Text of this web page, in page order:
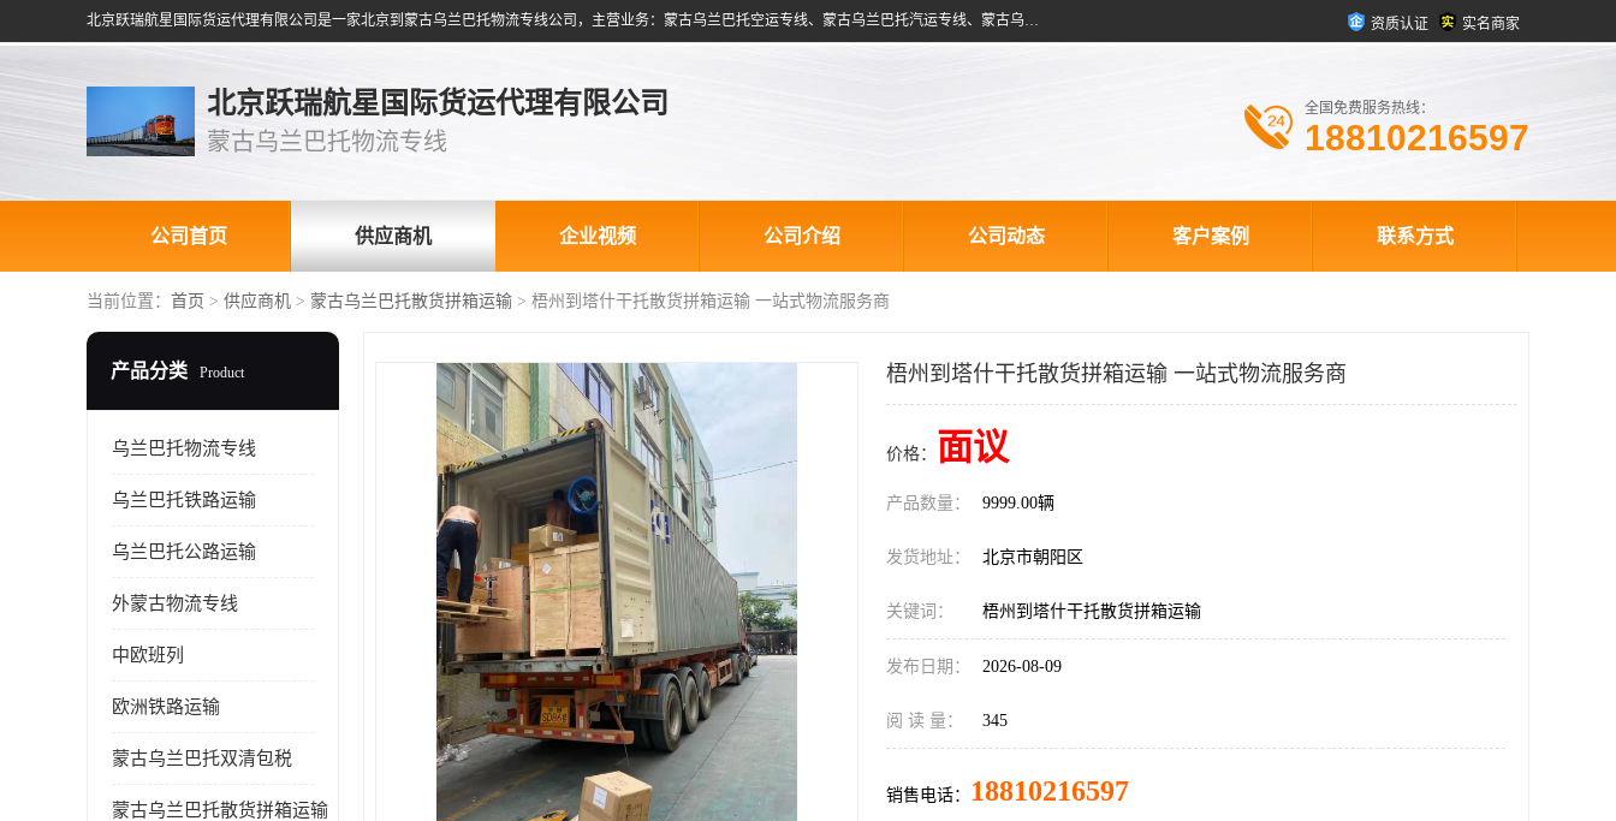
北京跃瑞航星国际货运代理有限公司是一家北京到蒙古乌兰巴托物流专线公司，主营业务：蒙古乌兰巴托空运专线、蒙古乌兰巴托汽运专线、蒙古乌兰巴托散货拼箱、蒙古乌兰巴托双清包税、蒙古乌兰巴托铁路运输等运输服务。以北京为中心服务于全国各地，运输能力及代理网络覆盖蒙古、俄罗斯、中亚五国各主要城市及站点。 资质认证 实名商家
北京跃瑞航星国际货运代理有限公司
蒙古乌兰巴托物流专线
全国免费服务热线：
18810216597
公司首页 供应商机 企业视频 公司介绍 公司动态 客户案例 联系方式
当前位置： 首页 > 供应商机 > 蒙古乌兰巴托散货拼箱运输 > 梧州到塔什干托散货拼箱运输 一站式物流服务商
产品分类 Product
乌兰巴托物流专线
乌兰巴托铁路运输
乌兰巴托公路运输
外蒙古物流专线
中欧班列
欧洲铁路运输
蒙古乌兰巴托双清包税
蒙古乌兰巴托散货拼箱运输
梧州到塔什干托散货拼箱运输 一站式物流服务商
价格： 面议
产品数量： 9999.00辆
发货地址： 北京市朝阳区
关键词： 梧州到塔什干托散货拼箱运输
发布日期： 2026-08-09
阅 读 量： 345
销售电话： 18810216597